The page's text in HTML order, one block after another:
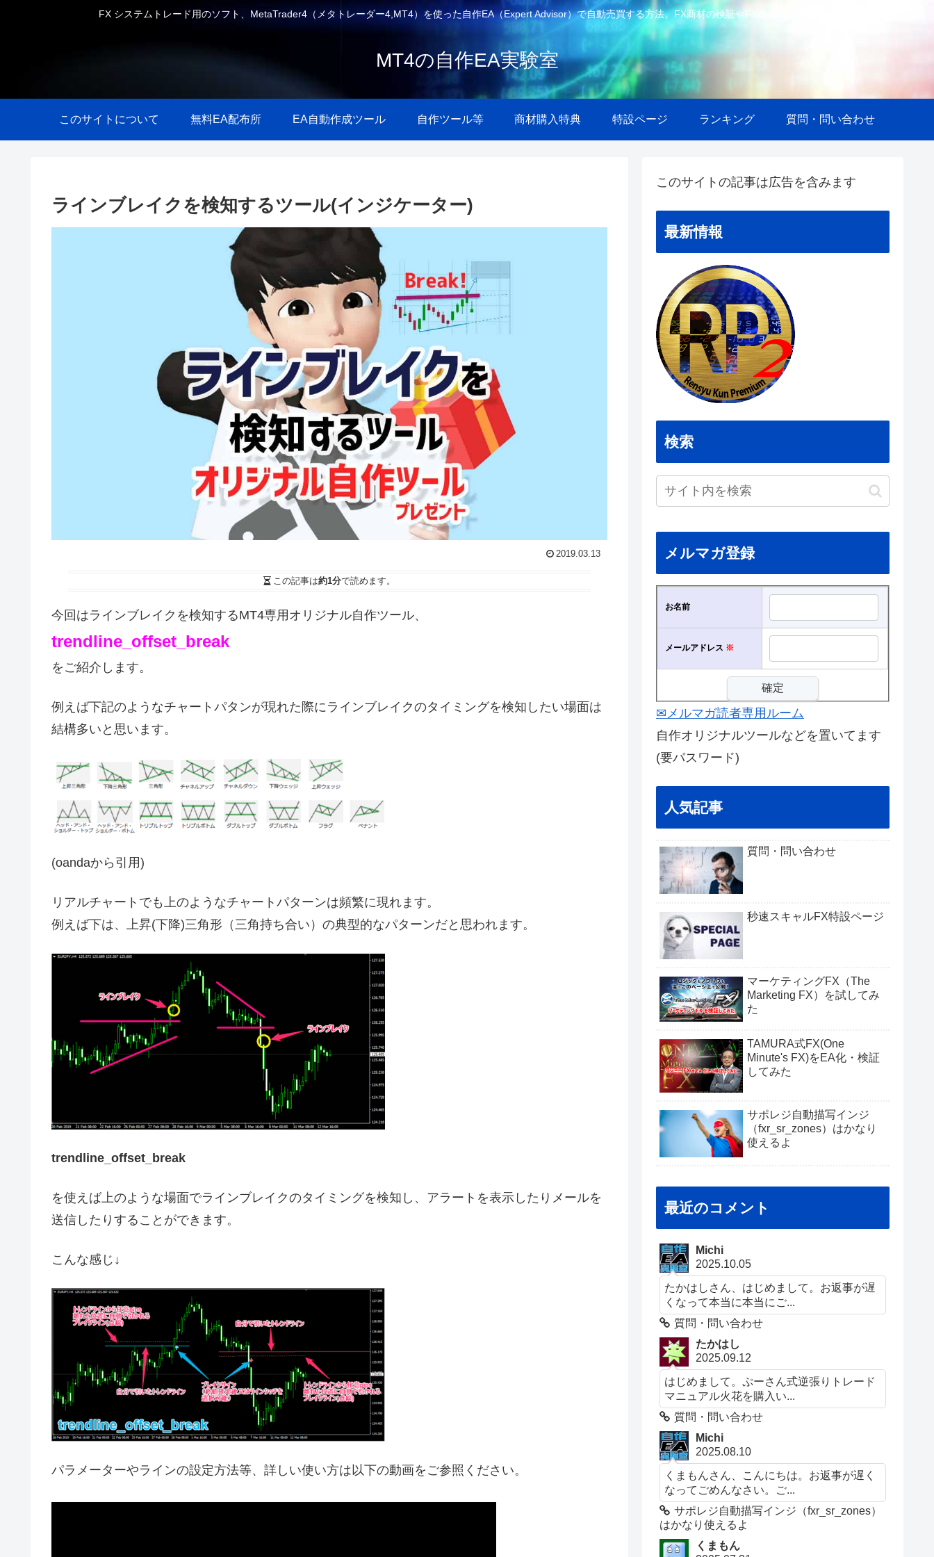
FX システムトレード用のソフト、MetaTrader4（メタトレーダー4,MT4）を使った自作EA（Expert Advisor）で自動売買する方法。FX商材の検証やFX会社の比較等も。
MT4の自作EA実験室
このサイトについて 無料EA配布所 EA自動作成ツール 自作ツール等 商材購入特典 特設ページ ランキング 質問・問い合わせ
ラインブレイクを検知するツール(インジケーター)
2019.03.13
この記事は約1分で読めます。
今回はラインブレイクを検知するMT4専用オリジナル自作ツール、
trendline_offset_break
をご紹介します。
例えば下記のようなチャートパタンが現れた際にラインブレイクのタイミングを検知したい場面は
結構多いと思います。
(oandaから引用)
リアルチャートでも上のようなチャートパターンは頻繁に現れます。
例えば下は、上昇(下降)三角形（三角持ち合い）の典型的なパターンだと思われます。
trendline_offset_break
を使えば上のような場面でラインブレイクのタイミングを検知し、アラートを表示したりメールを
送信したりすることができます。
こんな感じ↓
パラメーターやラインの設定方法等、詳しい使い方は以下の動画をご参照ください。
このサイトの記事は広告を含みます
最新情報
検索
メルマガ登録
お名前
メールアドレス ※
✉メルマガ読者専用ルーム
自作オリジナルツールなどを置いてます
(要パスワード)
人気記事
質問・問い合わせ
秒速スキャルFX特設ページ
マーケティングFX（The
Marketing FX）を試してみ
た
TAMURA式FX(One
Minute's FX)をEA化・検証
してみた
サポレジ自動描写インジ
（fxr_sr_zones）はかなり
使えるよ
最近のコメント
Michi
2025.10.05
たかはしさん、はじめまして。お返事が遅
くなって本当に本当にご...
質問・問い合わせ
たかはし
2025.09.12
はじめまして。ぷーさん式逆張りトレード
マニュアル火花を購入い...
質問・問い合わせ
Michi
2025.08.10
くまもんさん、こんにちは。お返事が遅く
なってごめんなさい。ご...
サポレジ自動描写インジ（fxr_sr_zones）
はかなり使えるよ
くまもん